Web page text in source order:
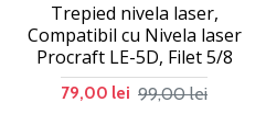
Trepied nivela laser,
Compatibil cu Nivela laser
Procraft LE-5D, Filet 5/8
79,00 lei 99,00 lei